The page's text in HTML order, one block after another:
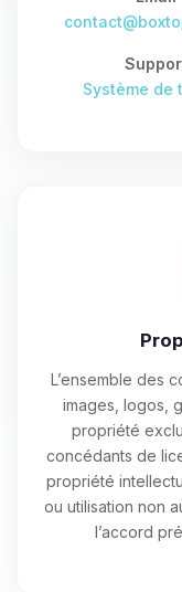
Système de
L’ensemble des
images, logos,
propriété
concédants de
propriété
ou utilisation non
l’accord